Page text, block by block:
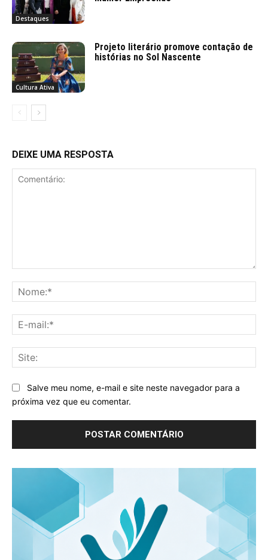
Destaques
Cultura Ativa
Projeto literário promove contação de
histórias no Sol Nascente
DEIXE UMA RESPOSTA
Salve meu nome, e-mail e site neste navegador para a
próxima vez que eu comentar.